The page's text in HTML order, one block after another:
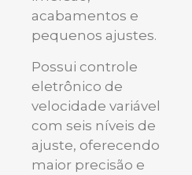
acabamentos e
pequenos ajustes.
Possui controle
eletrônico de
velocidade variável
com seis níveis de
ajuste, oferecendo
maior precisão e